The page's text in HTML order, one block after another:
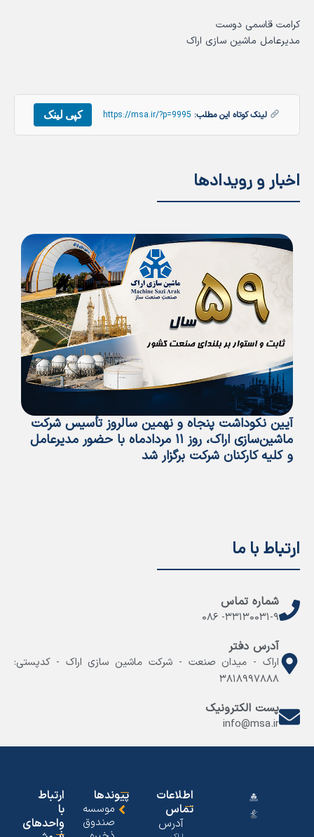
کرامت قاسمی دوست
مدیرعامل ماشین سازی اراک
لینک کوتاه این مطلب: https://msa.ir/?p=9995 کپی لینک
اخبار و رویدادها
آیین نکوداشت پنجاه و نهمین سالروز تأسیس شرکت
ماشین‌سازی اراک، روز ۱۱ مردادماه با حضور مدیرعامل
و کلیه کارکنان شرکت برگزار شد
ارتباط با ما
شماره تماس
۳۳۱۳۰۰۳۱-۹- ۰۸۶
آدرس دفتر
اراک - میدان صنعت - شرکت ماشین سازی اراک - کدپستی:
۳۸۱۸۹۹۷۸۸۸
پست الکترونیک
info@msa.ir
اطلاعات
تماس
آدرس
پیوندها
موسسه
صندوق
ارتباط
با
واحدهای